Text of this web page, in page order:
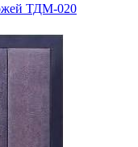
ТДМ-020